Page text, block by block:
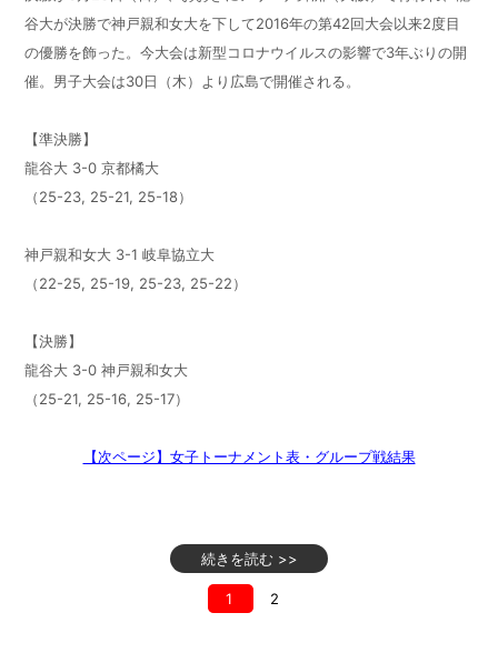
谷大が決勝で神戸親和女大を下して2016年の第42回大会以来2度目
の優勝を飾った。今大会は新型コロナウイルスの影響で3年ぶりの開
催。男子大会は30日（木）より広島で開催される。
【準決勝】
龍谷大 3-0 京都橘大
（25-23, 25-21, 25-18）
神戸親和女大 3-1 岐阜協立大
（22-25, 25-19, 25-23, 25-22）
【決勝】
龍谷大 3-0神戸親和女大
（25-21, 25-16, 25-17）
【次ページ】女子トーナメント表・グループ戦結果
続きを読む >>
1 2